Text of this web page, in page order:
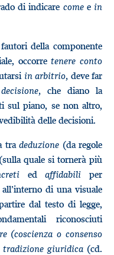
di indicare comeein
della componente
occorretenere conto
in arbitrio, deve far
decisione,che diano la
sul piano, se non altro,
delle decisioni.
tradeduzione (da regole
quale si tornerà più
edaffidabili per
di una visuale
dal testo di legge,
riconosciuti
(coscienza o consenso
tradizione giuridica (cd.